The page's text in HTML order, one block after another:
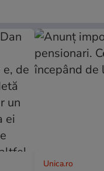
Unica.ro